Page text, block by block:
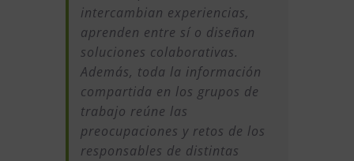
intercambian experiencias,
aprenden entre sí o diseñan
soluciones colaborativas.
Además, toda la información
compartida en los grupos de
trabajo reúne las
preocupaciones y retos de los
responsables de distintas